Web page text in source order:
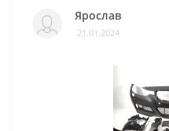
Ярослав
21.01.2024